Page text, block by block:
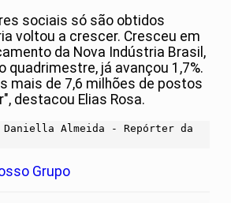
sociais só são obtidos
voltou a crescer. Cresceu em
da Nova Indústria Brasil,
quadrimestre, já avançou 1,7%.
mais de 7,6 milhões de postos
destacou Elias Rosa.
Daniella Almeida - Repórter da